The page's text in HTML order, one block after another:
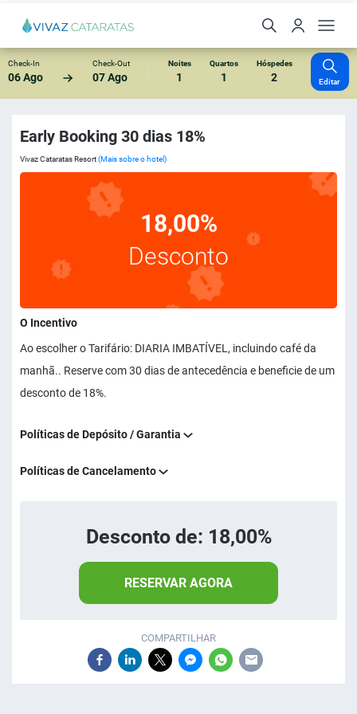
Check-In
06 Ago
Check-Out
07 Ago
Noites
1
Quartos
1
Hóspedes
2 Editar
Early Booking 30 dias 18%
Vivaz Cataratas Resort(Mais sobre o hotel)
18,00%
Desconto
O Incentivo
Ao escolher o Tarifário: DIARIA IMBATÍVEL, incluindo café da
manhã.. Reserve com 30 dias de antecedência e beneficie de um
desconto de 18%.
Políticas de Depósito / Garantia
Políticas de Cancelamento
Desconto de: 18,00%
RESERVAR AGORA
COMPARTILHAR